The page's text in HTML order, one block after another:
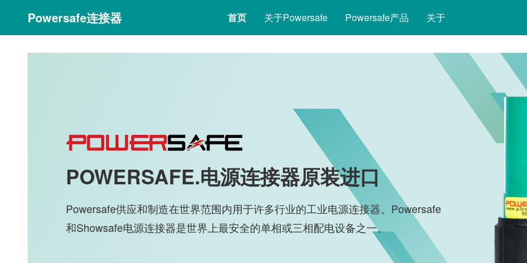
Powersafe连接器 首页(current)关于Powersafe Powersafe产品 关于
POWERSAFE.电源连接器原装进口
Powersafe供应和制造在世界范围内用于许多行业的工业电源连接器。Powersafe
和Showsafe电源连接器是世界上最安全的单相或三相配电设备之一。